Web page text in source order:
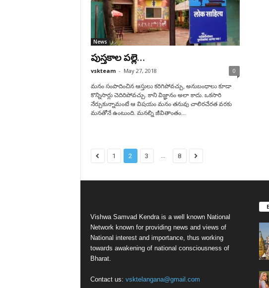
News
పుస్తకాల పల్లె…
vskteam - May 27, 2018 0
మనం సంపాదించిన ఆస్తులు కరిగిపోవచ్చు, అనుబంధాలు కూడా
కొన్నిసార్లు చెదిరిపోవచ్చు. కాని విజ్ఞానం అలా కాదు. ఒకసారి
నేర్చుకున్నామంటే ఆ విషయం మనం తనువు చాలిరచేరత వరకు
మనతోనే ఉంటుంది. మనల్ని జీవితాంతం...
1 2 3 ... 8
Vishwa Samvad Kendra is a well known National
Network known for providing news and views of
National interest and importance, thus working
towards awakening of national consciousness of
Bharat.
Contact us: vsktelangana@gmail.com